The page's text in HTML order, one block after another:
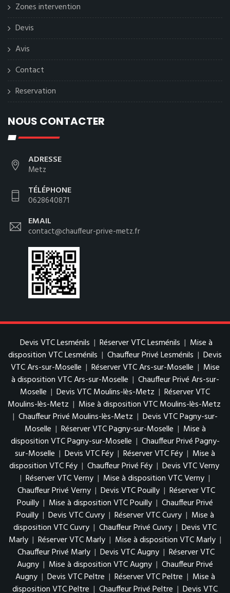
Zones intervention
Devis
Avis
Contact
Reservation
NOUS CONTACTER
ADRESSE
Metz
TÉLÉPHONE
0628640871
EMAIL
contact@chauffeur-prive-metz.fr
Devis VTC Lesménils | Réserver VTC Lesménils | Mise à
disposition VTC Lesménils | Chauffeur Privé Lesménils | Devis
VTC Ars-sur-Moselle | Réserver VTC Ars-sur-Moselle | Mise
à disposition VTC Ars-sur-Moselle | Chauffeur Privé Ars-sur-
Moselle | Devis VTC Moulins-lès-Metz | Réserver VTC
Moulins-lès-Metz | Mise à disposition VTC Moulins-lès-Metz
| Chauffeur Privé Moulins-lès-Metz | Devis VTC Pagny-sur-
Moselle | Réserver VTC Pagny-sur-Moselle | Mise à
disposition VTC Pagny-sur-Moselle | Chauffeur Privé Pagny-
sur-Moselle | Devis VTC Féy | Réserver VTC Féy | Mise à
disposition VTC Féy | Chauffeur Privé Féy | Devis VTC Verny
| Réserver VTC Verny | Mise à disposition VTC Verny |
Chauffeur Privé Verny | Devis VTC Pouilly | Réserver VTC
Pouilly | Mise à disposition VTC Pouilly | Chauffeur Privé
Pouilly | Devis VTC Cuvry | Réserver VTC Cuvry | Mise à
disposition VTC Cuvry | Chauffeur Privé Cuvry | Devis VTC
Marly | Réserver VTC Marly | Mise à disposition VTC Marly |
Chauffeur Privé Marly | Devis VTC Augny | Réserver VTC
Augny | Mise à disposition VTC Augny | Chauffeur Privé
Augny | Devis VTC Peltre | Réserver VTC Peltre | Mise à
disposition VTC Peltre | Chauffeur Privé Peltre | Devis VTC